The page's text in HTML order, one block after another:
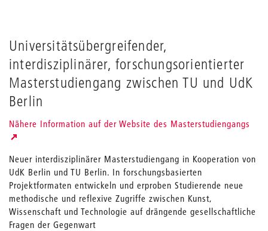
Universitätsübergreifender,
interdisziplinärer, forschungsorientierter
Masterstudiengang zwischen TU und UdK
Berlin
Nähere Information auf der Website des Masterstudiengangs
Neuer interdisziplinärer Masterstudiengang in Kooperation von
UdK Berlin und TU Berlin. In forschungsbasierten
Projektformaten entwickeln und erproben Studierende neue
methodische und reflexive Zugriffe zwischen Kunst,
Wissenschaft und Technologie auf drängende gesellschaftliche
Fragen der Gegenwart